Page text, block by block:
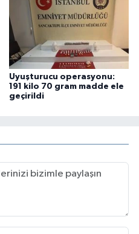
Uyuşturucu operasyonu:
191 kilo 70 gram madde ele
geçirildi